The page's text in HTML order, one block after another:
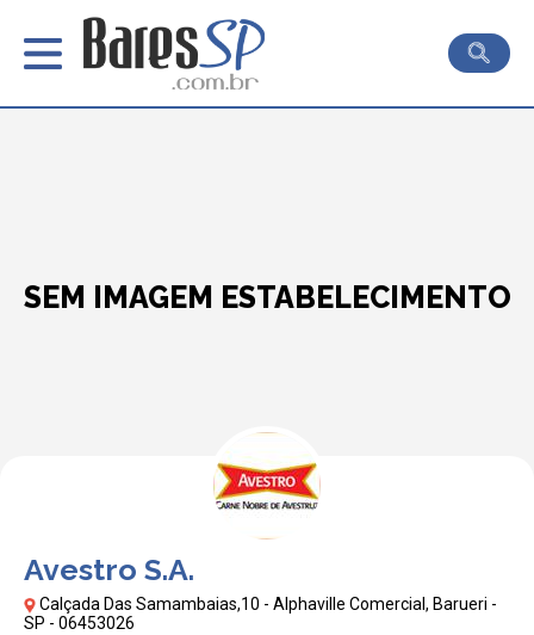
SEM IMAGEM ESTABELECIMENTO
Avestro S.A.
Calçada Das Samambaias,10 - Alphaville Comercial, Barueri -
SP - 06453026